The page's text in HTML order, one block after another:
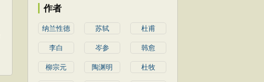
作者
纳兰性德 苏轼 杜甫
李白 岑参 韩愈
柳宗元 陶渊明 杜牧